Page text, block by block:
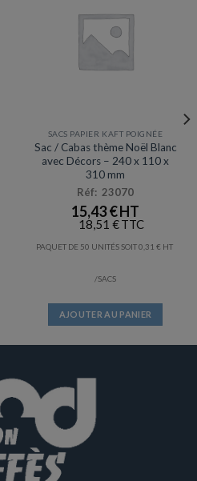
peuvent
être
choisies
sur
produit
SACS PAPIER KAFT POIGNÉE
Sac / Cabas thème Noël Blanc
avec Décors – 240 x 110 x
310 mm
Réf: 23070
15,43€
18,51 €
PAQUET DE 50 UNITÉS SOIT0,31 €
/SACS
AJOUTER AU PANIER